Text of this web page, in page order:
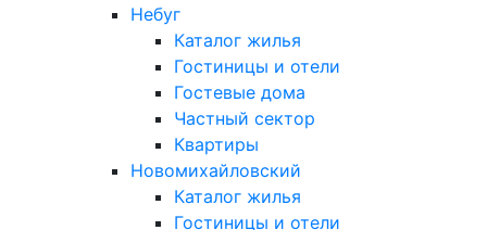
Небуг
Каталог жилья
Гостиницы и отели
Гостевые дома
Частный сектор
Квартиры
Новомихайловский
Каталог жилья
Гостиницы и отели